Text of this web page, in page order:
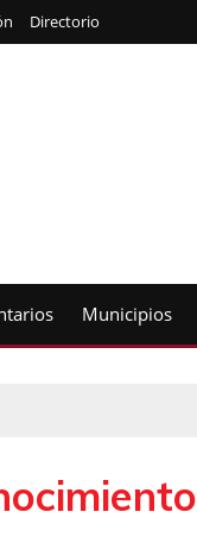
Directorio
Municipios